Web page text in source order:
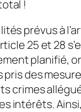
!
prévus à
25 et 28
planifié,
pris des
crimes
intérêts.